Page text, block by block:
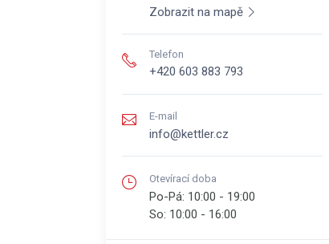
Zobrazit na mapě
Telefon
+420 603 883 793
E-mail
info@kettler.cz
Otevírací doba
Po-Pá: 10:00 - 19:00
So: 10:00 - 16:00